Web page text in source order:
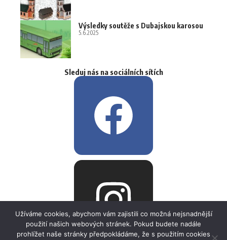
Výsledky soutěže s Dubajskou karosou
5.6.2025
Sleduj nás na sociálních sítích
Užíváme cookies, abychom vám zajistili co možná nejsnadnější
použití našich webových stránek. Pokud budete nadále
prohlížet naše stránky předpokládáme, že s použitím cookies